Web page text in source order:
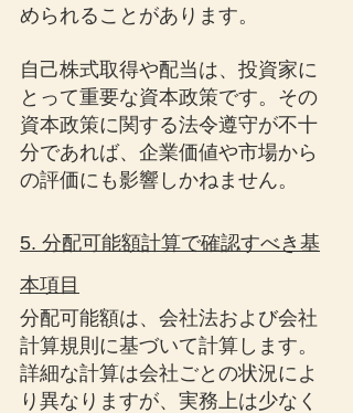
められることがあります。
自己株式取得や配当は、投資家に
とって重要な資本政策です。その
資本政策に関する法令遵守が不十
分であれば、企業価値や市場から
の評価にも影響しかねません。
5. 分配可能額計算で確認すべき基
本項目
分配可能額は、会社法および会社
計算規則に基づいて計算します。
詳細な計算は会社ごとの状況によ
り異なりますが、実務上は少なく